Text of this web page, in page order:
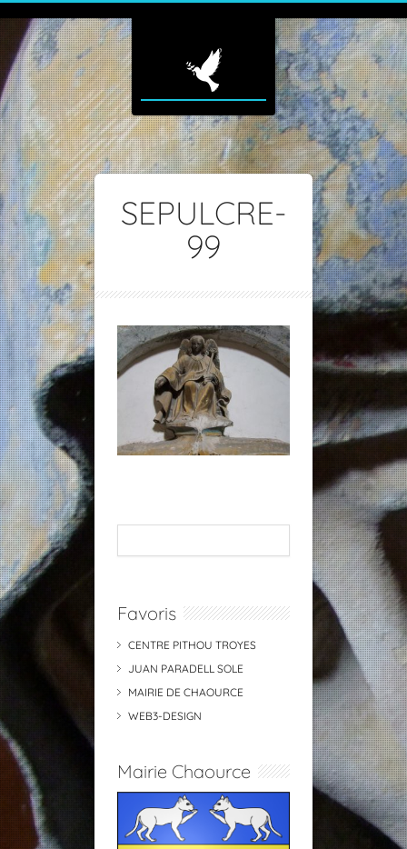
SEPULCRE-
99
Favoris
CENTRE PITHOU TROYES
JUAN PARADELL SOLE
MAIRIE DE CHAOURCE
WEB3-DESIGN
Mairie Chaource